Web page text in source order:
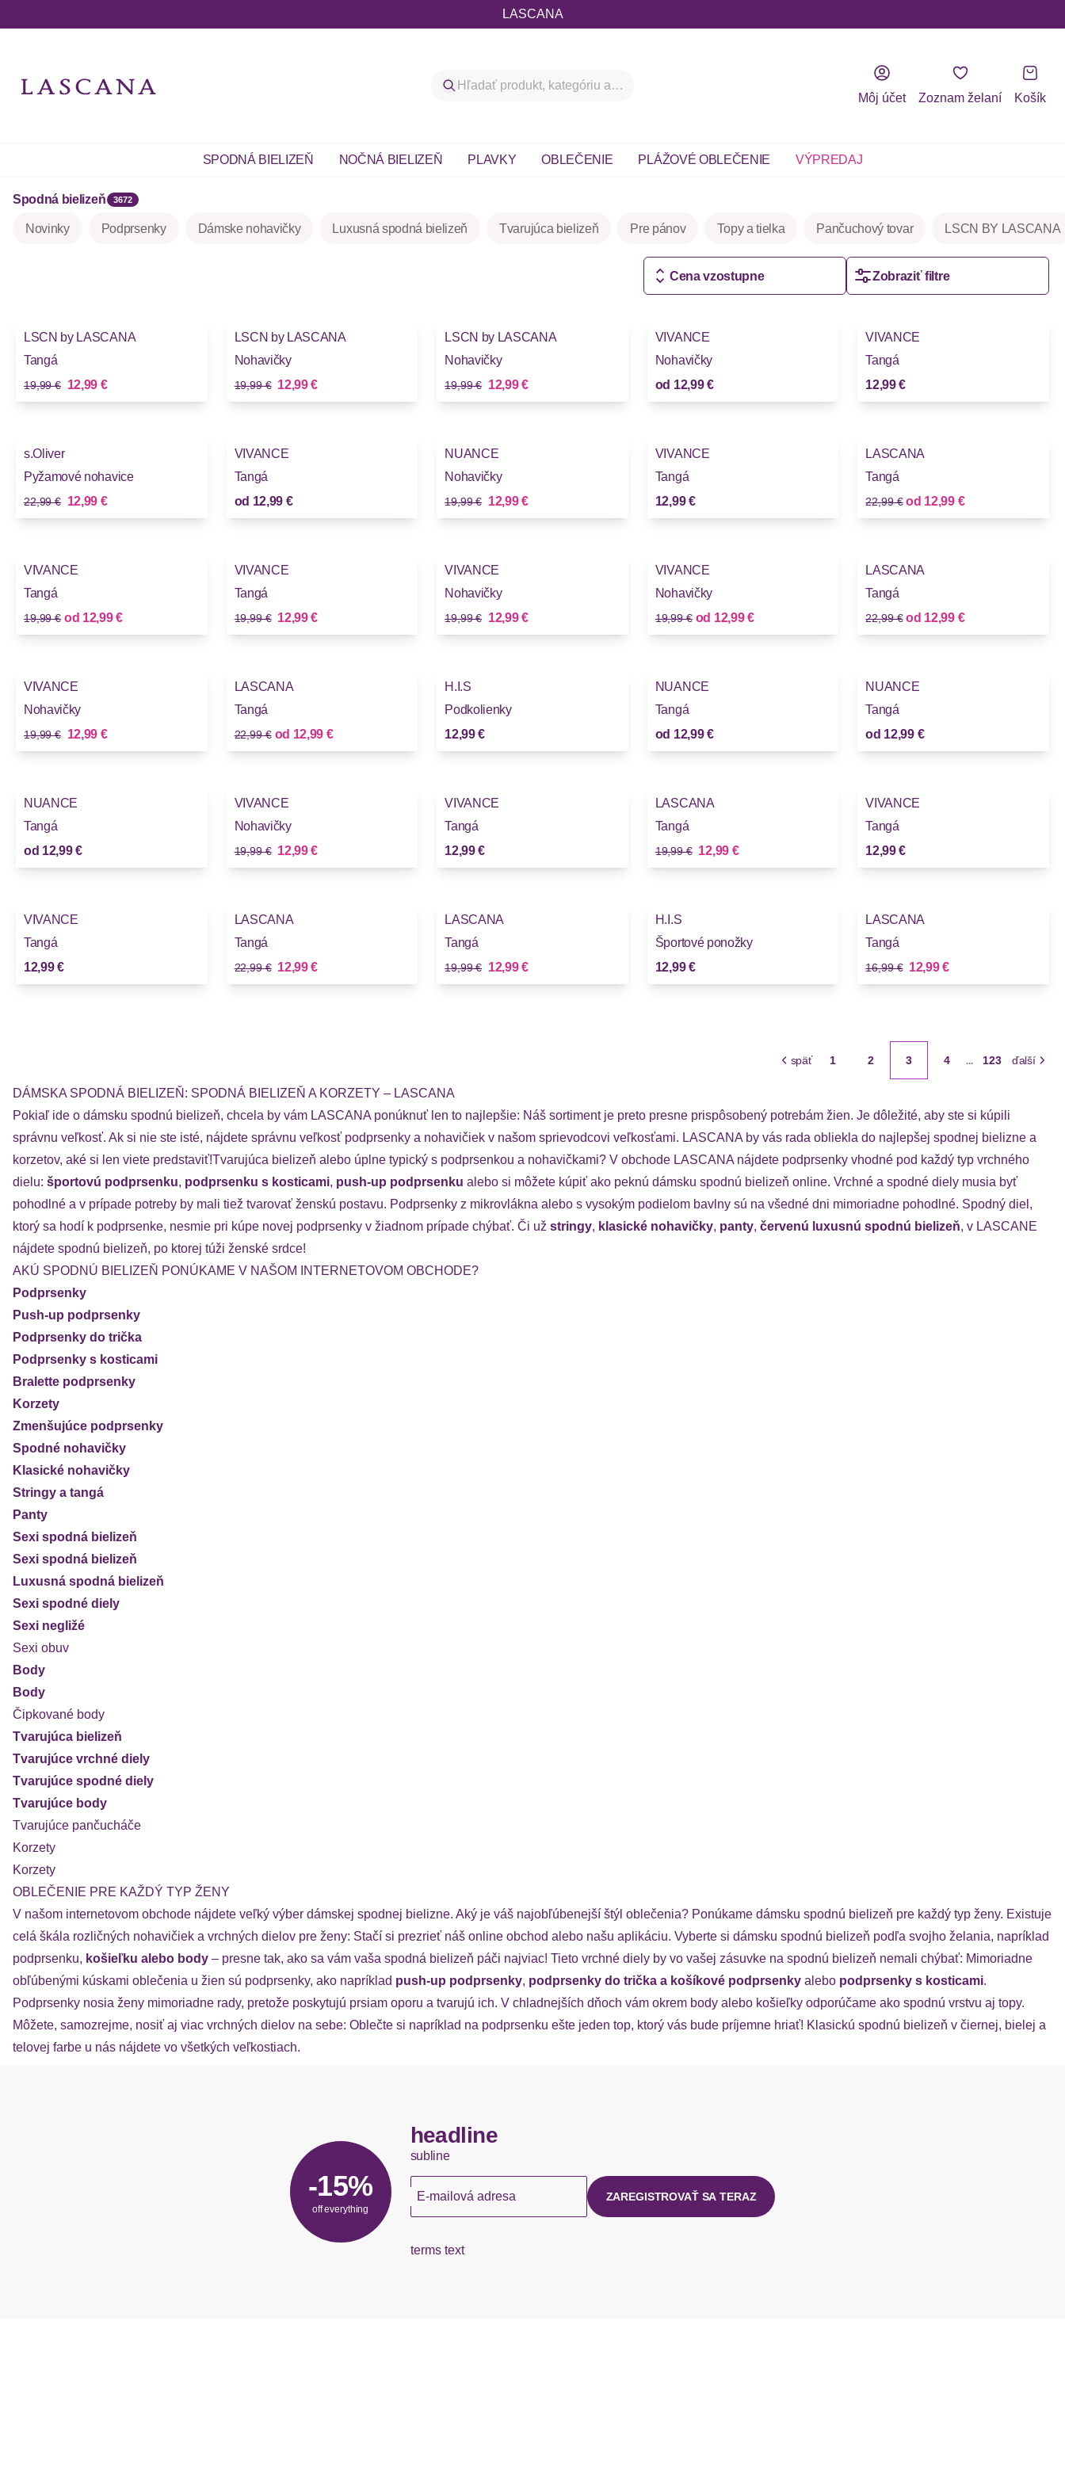
LASCANA
Môj účet Zoznam želaní Košík
SPODNÁ BIELIZEŇ NOČNÁ BIELIZEŇ PLAVKY OBLEČENIE PLÁŽOVÉ OBLEČENIE VÝPREDAJ
Spodná bielizeň 3672
Novinky Podprsenky Dámske nohavičky Luxusná spodná bielizeň Tvarujúca bielizeň Pre pánov Topy a tielka Pančuchový tovar LSCN BY LASCANA
Cena vzostupne Zobraziť filtre
LSCN by LASCANA
Tangá
Stará cena
19,99 € Nová cena
12,99 €
LSCN by LASCANA
Nohavičky
Stará cena
19,99 € Nová cena
12,99 €
LSCN by LASCANA
Nohavičky
Stará cena
19,99 € Nová cena
12,99 €
Novinky
VIVANCE
Nohavičky
od 12,99 €
VIVANCE
Tangá
12,99 €
Novinky
s.Oliver
Pyžamové nohavice
Stará cena
22,99 € Nová cena
12,99 €
Novinky
VIVANCE
Tangá
od 12,99 €
NUANCE
Nohavičky
Stará cena
19,99 € Nová cena
12,99 €
VIVANCE
Tangá
12,99 €
LASCANA
Tangá
Stará cena
22,99 € odNová cena
12,99 €
VIVANCE
Tangá
Stará cena
19,99 € odNová cena
12,99 €
VIVANCE
Tangá
Stará cena
19,99 € Nová cena
12,99 €
VIVANCE
Nohavičky
Stará cena
19,99 € Nová cena
12,99 €
VIVANCE
Nohavičky
Stará cena
19,99 € od Nová cena
12,99 €
LASCANA
Tangá
Stará cena
22,99 € odNová cena
12,99 €
VIVANCE
Nohavičky
Stará cena
19,99 € Nová cena
12,99 €
LASCANA
Tangá
Stará cena
22,99 € odNová cena
12,99 €
H.I.S
Podkolienky
12,99 €
NUANCE
Tangá
od 12,99 €
NUANCE
Tangá
od 12,99 €
Novinky
NUANCE
Tangá
od 12,99 €
VIVANCE
Nohavičky
Stará cena
19,99 € Nová cena
12,99 €
Novinky
VIVANCE
Tangá
12,99 €
LASCANA
Tangá
Stará cena
19,99 € Nová cena
12,99 €
VIVANCE
Tangá
12,99 €
VIVANCE
Tangá
12,99 €
LASCANA
Tangá
Stará cena
22,99 € Nová cena
12,99 €
LASCANA
Tangá
Stará cena
19,99 € Nová cena
12,99 €
H.I.S
Športové ponožky
12,99 €
LASCANA
Tangá
Stará cena
16,99 € Nová cena
12,99 €
späť 1 2 3 4 ... 123 ďalší
DÁMSKA SPODNÁ BIELIZEŇ: SPODNÁ BIELIZEŇ A KORZETY – LASCANA
Pokiaľ ide o dámsku spodnú bielizeň, chcela by vám LASCANA ponúknuť len to najlepšie: Náš sortiment je preto presne prispôsobený potrebám žien. Je dôležité, aby ste si kúpili
správnu veľkosť. Ak si nie ste isté, nájdete správnu veľkosť podprsenky a nohavičiek v našom sprievodcovi veľkosťami. LASCANA by vás rada obliekla do najlepšej spodnej bielizne a
korzetov, aké si len viete predstaviť!Tvarujúca bielizeň alebo úplne typický s podprsenkou a nohavičkami? V obchode LASCANA nájdete podprsenky vhodné pod každý typ vrchného
dielu: športovú podprsenku, podprsenku s kosticami, push-up podprsenku alebo si môžete kúpiť ako peknú dámsku spodnú bielizeň online. Vrchné a spodné diely musia byť
pohodlné a v prípade potreby by mali tiež tvarovať ženskú postavu. Podprsenky z mikrovlákna alebo s vysokým podielom bavlny sú na všedné dni mimoriadne pohodlné. Spodný diel,
ktorý sa hodí k podprsenke, nesmie pri kúpe novej podprsenky v žiadnom prípade chýbať. Či už stringy, klasické nohavičky, panty, červenú luxusnú spodnú bielizeň, v LASCANE
nájdete spodnú bielizeň, po ktorej túži ženské srdce!
AKÚ SPODNÚ BIELIZEŇ PONÚKAME V NAŠOM INTERNETOVOM OBCHODE?
Podprsenky
Push-up podprsenky
Podprsenky do trička
Podprsenky s kosticami
Bralette podprsenky
Korzety
Zmenšujúce podprsenky
Spodné nohavičky
Klasické nohavičky
Stringy a tangá
Panty
Sexi spodná bielizeň
Sexi spodná bielizeň
Luxusná spodná bielizeň
Sexi spodné diely
Sexi negližé
Sexi obuv
Body
Body
Čipkované body
Tvarujúca bielizeň
Tvarujúce vrchné diely
Tvarujúce spodné diely
Tvarujúce body
Tvarujúce pančucháče
Korzety
Korzety
OBLEČENIE PRE KAŽDÝ TYP ŽENY
V našom internetovom obchode nájdete veľký výber dámskej spodnej bielizne. Aký je váš najobľúbenejší štýl oblečenia? Ponúkame dámsku spodnú bielizeň pre každý typ ženy. Existuje
celá škála rozličných nohavičiek a vrchných dielov pre ženy: Stačí si prezrieť náš online obchod alebo našu aplikáciu. Vyberte si dámsku spodnú bielizeň podľa svojho želania, napríklad
podprsenku, košieľku alebo body – presne tak, ako sa vám vaša spodná bielizeň páči najviac! Tieto vrchné diely by vo vašej zásuvke na spodnú bielizeň nemali chýbať: Mimoriadne
obľúbenými kúskami oblečenia u žien sú podprsenky, ako napríklad push-up podprsenky, podprsenky do trička a košíkové podprsenky alebo podprsenky s kosticami.
Podprsenky nosia ženy mimoriadne rady, pretože poskytujú prsiam oporu a tvarujú ich. V chladnejších dňoch vám okrem body alebo košieľky odporúčame ako spodnú vrstvu aj topy.
Môžete, samozrejme, nosiť aj viac vrchných dielov na sebe: Oblečte si napríklad na podprsenku ešte jeden top, ktorý vás bude príjemne hriať! Klasickú spodnú bielizeň v čiernej, bielej a
telovej farbe u nás nájdete vo všetkých veľkostiach.
-15%
off everything
headline
subline
E-mailová adresa ZAREGISTROVAŤ SA TERAZ
terms text